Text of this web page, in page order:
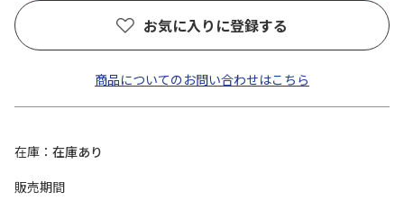
お気に入りに登録する
商品についてのお問い合わせはこちら
在庫
在庫あり
販売期間